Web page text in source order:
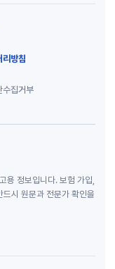
리방침
수집거부
용 정보입니다. 보험 가입,
드시 원문과 전문가 확인을